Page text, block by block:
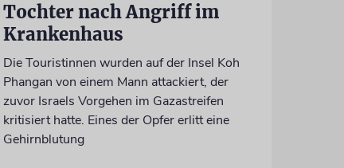
Tochter nach Angriff im
Krankenhaus
Die Touristinnen wurden auf der Insel Koh
Phangan von einem Mann attackiert, der
zuvor Israels Vorgehen im Gazastreifen
kritisiert hatte. Eines der Opfer erlitt eine
Gehirnblutung